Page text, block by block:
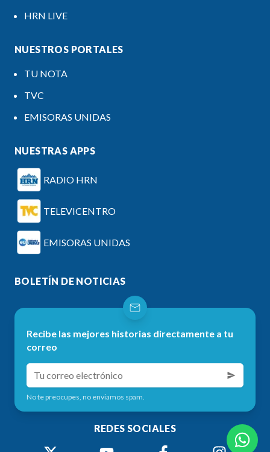
HRN LIVE
NUESTROS PORTALES
TU NOTA
TVC
EMISORAS UNIDAS
NUESTRAS APPS
RADIO HRN
TELEVICENTRO
EMISORAS UNIDAS
BOLETÍN DE NOTICIAS
Recibe las mejores historias directamente a tu
correo
No te preocupes, no enviamos spam.
REDES SOCIALES